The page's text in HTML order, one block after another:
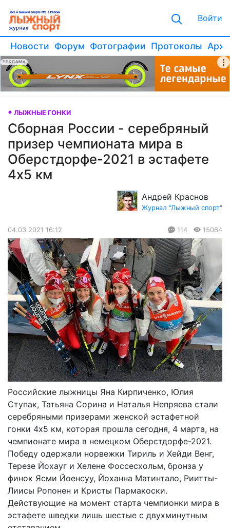
Войти
Новости Форум Фотографии Протоколы
РЕКЛАМА
ЛЫЖНЫЕ ГОНКИ
Сборная России - серебряный
призер чемпионата мира в
Оберстдорфе-2021 в эстафете
4х5 км
Андрей Краснов
Журнал "Лыжный спорт"
04.03.2021 16:12 114 15064
Российские лыжницы Яна Кирпиченко, Юлия
Ступак, Татьяна Сорина и Наталья Непряева стали
серебряными призерами женской эстафетной
гонки 4х5 км, которая прошла сегодня, 4 марта, на
чемпионате мира в немецком Оберстдорфе-2021.
Победу одержали норвежки Тириль и Хейди Венг,
Терезе Йохауг и Хелене Фоссесхольм, бронза у
финок Ясми Йоенсуу, Йоханна Матинтало, Риитты-
Лиисы Ропонен и Кристы Пармакоски.
Действующие на момент старта чемпионки мира в
эстафете шведки лишь шестые с двухминутным